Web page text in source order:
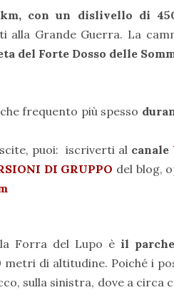
con un dislivello di
Grande Guerra. La
del Forte Dosso delle
frequento più spesso
puoi: iscriverti al canale
DI GRUPPO del blog,
Forra del Lupo è il
metri di altitudine. Poiché i
sulla sinistra, dove a